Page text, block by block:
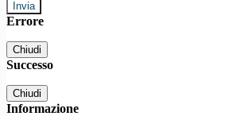
Errore
Chiudi
Successo
Chiudi
Informazione